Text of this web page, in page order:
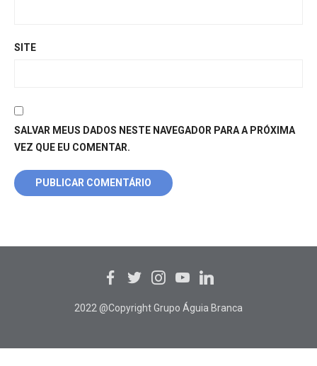
SITE
SALVAR MEUS DADOS NESTE NAVEGADOR PARA A PRÓXIMA
VEZ QUE EU COMENTAR.
2022 @Copyright Grupo Águia Branca